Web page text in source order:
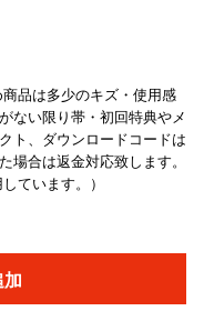
品は多少のキズ・使用感
ない限り帯・初回特典やメ
ト、ダウンロードコードは
場合は返金対応致します。
ています。）
加